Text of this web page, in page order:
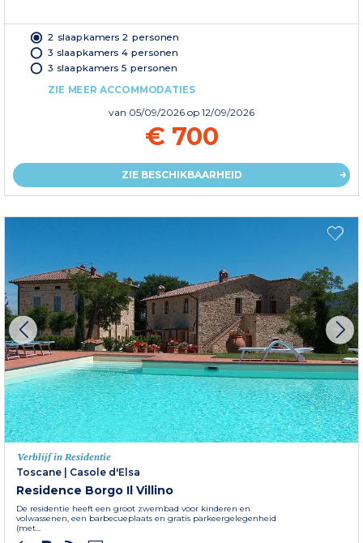
2 slaapkamers 2 personen
3 slaapkamers 4 personen
3 slaapkamers 5 personen
ZIE MEER ACCOMMODATIES
van 05/09/2026 op 12/09/2026
€ 700
ZIE BESCHIKBAARHEID
Verblijf in Residentie
Toscane | Casole d'Elsa
Residence Borgo Il Villino
De residentie heeft een groot zwembad voor kinderen en
volwassenen, een barbecueplaats en gratis parkeergelegenheid
(met...